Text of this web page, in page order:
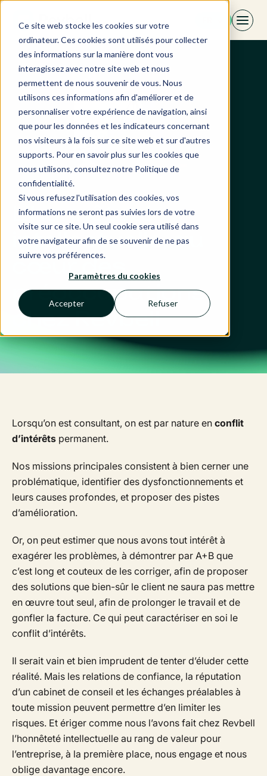
Ce site web stocke les cookies sur votre
ordinateur. Ces cookies sont utilisés pour collecter
des informations sur la manière dont vous
interagissez avec notre site web et nous
permettent de nous souvenir de vous. Nous
utilisons ces informations afin d'améliorer et de
personnaliser votre expérience de navigation, ainsi
que pour les données et les indicateurs concernant
nos visiteurs à la fois sur ce site web et sur d'autres
supports. Pour en savoir plus sur les cookies que
nous utilisons, consultez notre Politique de
confidentialité.
Si vous refusez l'utilisation des cookies, vos
informations ne seront pas suivies lors de votre
visite sur ce site. Un seul cookie sera utilisé dans
votre navigateur afin de se souvenir de ne pas
suivre vos préférences.
Paramètres du cookies
Accepter Refuser
Aller
contenu
L’honnêteté
intellectuelle, au
cœur des
préoccupations
chez Revbell
Lorsqu’on est consultant, on est par nature en conflit
d’intérêts permanent.
Nos missions principales consistent à bien cerner une
problématique, identifier des dysfonctionnements et
leurs causes profondes, et proposer des pistes
d’amélioration.
Or, on peut estimer que nous avons tout intérêt à
exagérer les problèmes, à démontrer par A+B que
c’est long et couteux de les corriger, afin de proposer
des solutions que bien-sûr le client ne saura pas mettre
en œuvre tout seul, afin de prolonger le travail et de
gonfler la facture. Ce qui peut caractériser en soi le
conflit d’intérêts.
Il serait vain et bien imprudent de tenter d’éluder cette
réalité. Mais les relations de confiance, la réputation
d’un cabinet de conseil et les échanges préalables à
toute mission peuvent permettre d’en limiter les
risques. Et ériger comme nous l’avons fait chez Revbell
l’honnêteté intellectuelle au rang de valeur pour
l’entreprise, à la première place, nous engage et nous
oblige davantage encore.